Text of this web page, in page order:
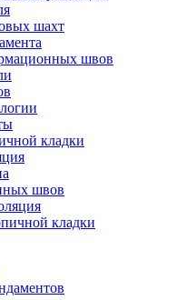
шахт
швов
кладки
швов
кладки